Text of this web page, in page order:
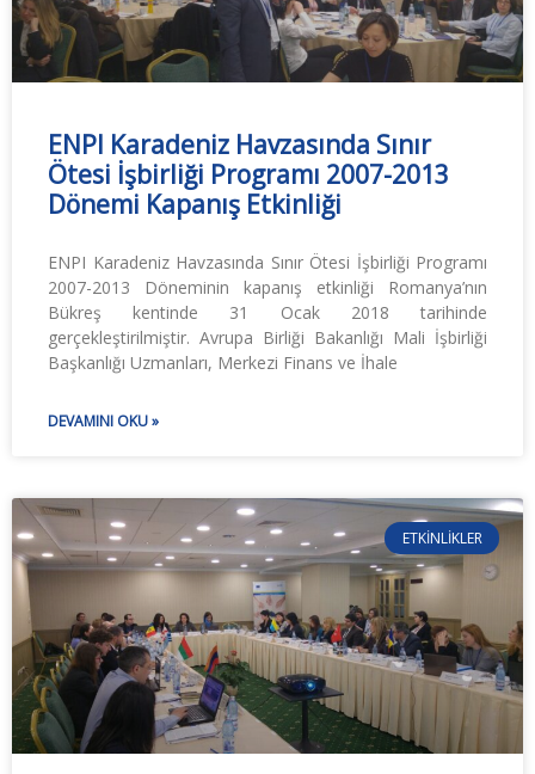
ENPI Karadeniz Havzasında Sınır
Ötesi İşbirliği Programı 2007-2013
Dönemi Kapanış Etkinliği
ENPI Karadeniz Havzasında Sınır Ötesi İşbirliği Programı
2007-2013 Döneminin kapanış etkinliği Romanya’nın
Bükreş kentinde 31 Ocak 2018 tarihinde
gerçekleştirilmiştir. Avrupa Birliği Bakanlığı Mali İşbirliği
Başkanlığı Uzmanları, Merkezi Finans ve İhale
DEVAMINI OKU »
ETKINLIKLER